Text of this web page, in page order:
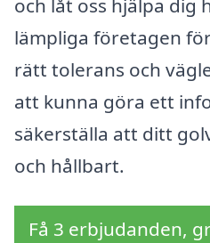
och låt oss hjälpa dig
lämpliga företagen
rätt tolerans och
att kunna göra ett
säkerställa att ditt
och hållbart.
Få 3 erbjudanden,